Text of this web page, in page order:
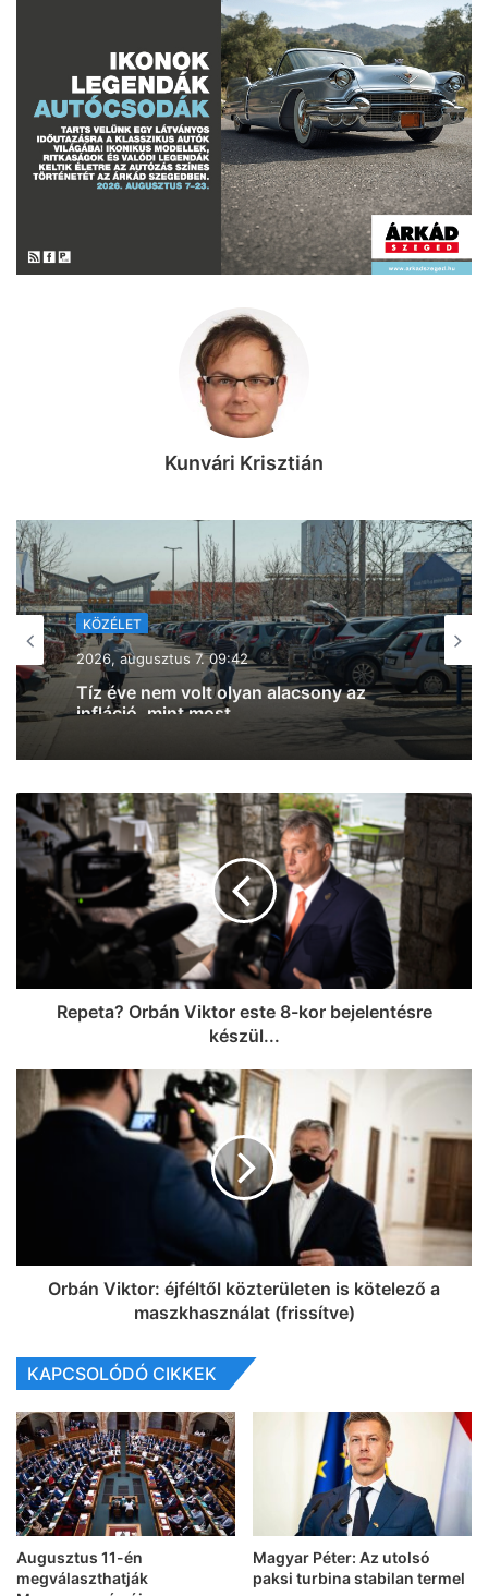
Kunvári Krisztián
KÖZÉLET
2026, augusztus 7. 08:22
Szondi Vanda: automatikusan, két
részletben érkezik az iskolakezdési
támogatás, nem kell igényelni, és nem
Repeta? Orbán Viktor este 8-kor bejelentésre
készül...
Orbán Viktor: éjféltől közterületen is kötelező a
maszkhasználat (frissítve)
KAPCSOLÓDÓ CIKKEK
Augusztus 11-én
megválaszthatják
Magyar Péter: Az utolsó
paksi turbina stabilan termel